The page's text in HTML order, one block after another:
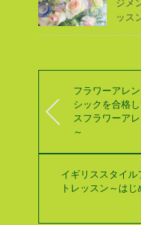
ジメ
ッス
フラワーアレ
シックを合格
スフラワーア
～
イギリススタイル
トレッスン～は